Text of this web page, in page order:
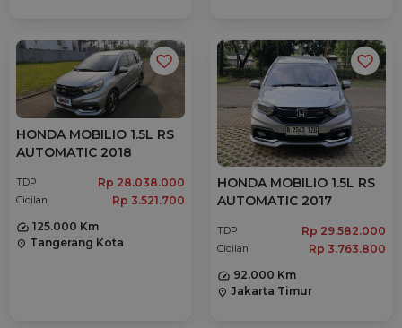
HONDA MOBILIO 1.5L RS
AUTOMATIC 2018
TDP Rp 28.038.000
Cicilan
Rp 3.521.700
125.000 Km
location_on Tangerang Kota
HONDA MOBILIO 1.5L RS
AUTOMATIC 2017
TDP Rp 29.582.000
Cicilan
Rp 3.763.800
92.000 Km
location_on Jakarta Timur